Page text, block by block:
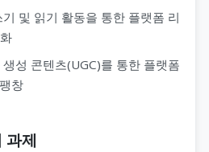
기 및 읽기 활동을 통한 플랫폼 리
성 콘텐츠(UGC)를 통한 플랫폼
창
과제